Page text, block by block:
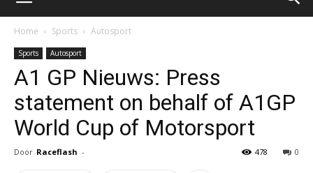
Home Sports Autosport
Sports Autosport
A1 GP Nieuws: Press
statement on behalf of A1GP
World Cup of Motorsport
Door Raceflash - 0
478